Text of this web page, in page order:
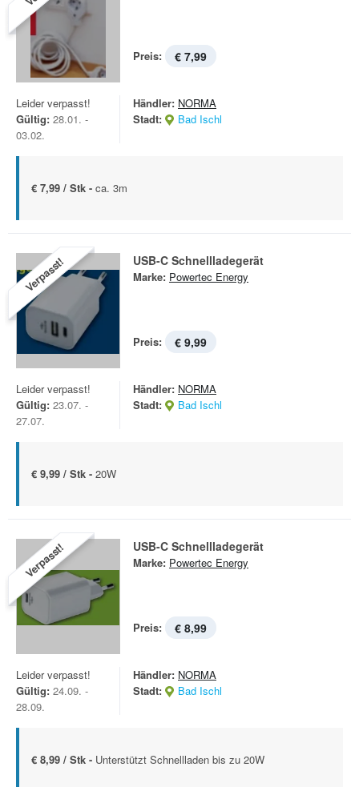
Preis: € 7,99
Leider verpasst!
Gültig: 28.01. -
03.02.
Händler: NORMA
Stadt:
Bad Ischl
€ 7,99 / Stk - ca. 3m
Verpasst! USB-C Schnellladegerät
Marke: Powertec Energy
Preis: € 9,99
Leider verpasst!
Gültig: 23.07. -
27.07.
Händler: NORMA
Stadt:
Bad Ischl
€ 9,99 / Stk - 20W
Verpasst! USB-C Schnellladegerät
Marke: Powertec Energy
Preis: € 8,99
Leider verpasst!
Gültig: 24.09. -
28.09.
Händler: NORMA
Stadt:
Bad Ischl
€ 8,99 / Stk - Unterstützt Schnellladen bis zu 20W